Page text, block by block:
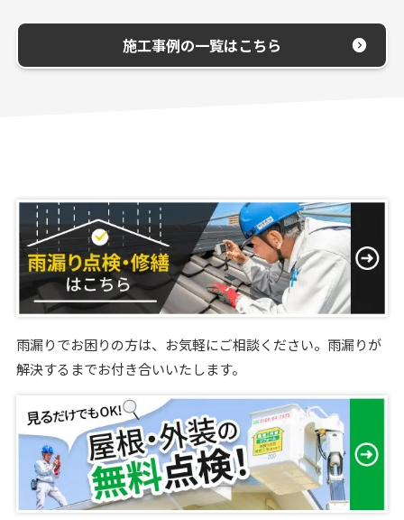
施工事例の一覧はこちら
雨漏りでお困りの方は、お気軽にご相談ください。雨漏りが
解決するまでお付き合いいたします。